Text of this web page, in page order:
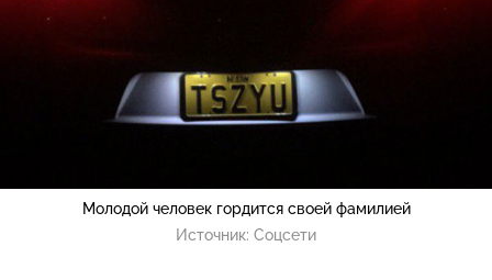
Молодой человек гордится своей фамилией
Источник: Соцсети